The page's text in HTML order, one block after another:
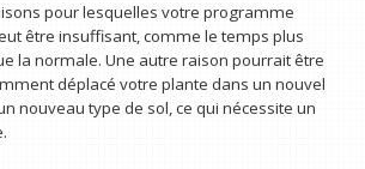
pour lesquelles votre programme
être insuffisant, comme le temps plus
la normale. Une autre raison pourrait être
déplacé votre plante dans un nouvel
nouveau type de sol, ce qui nécessite un